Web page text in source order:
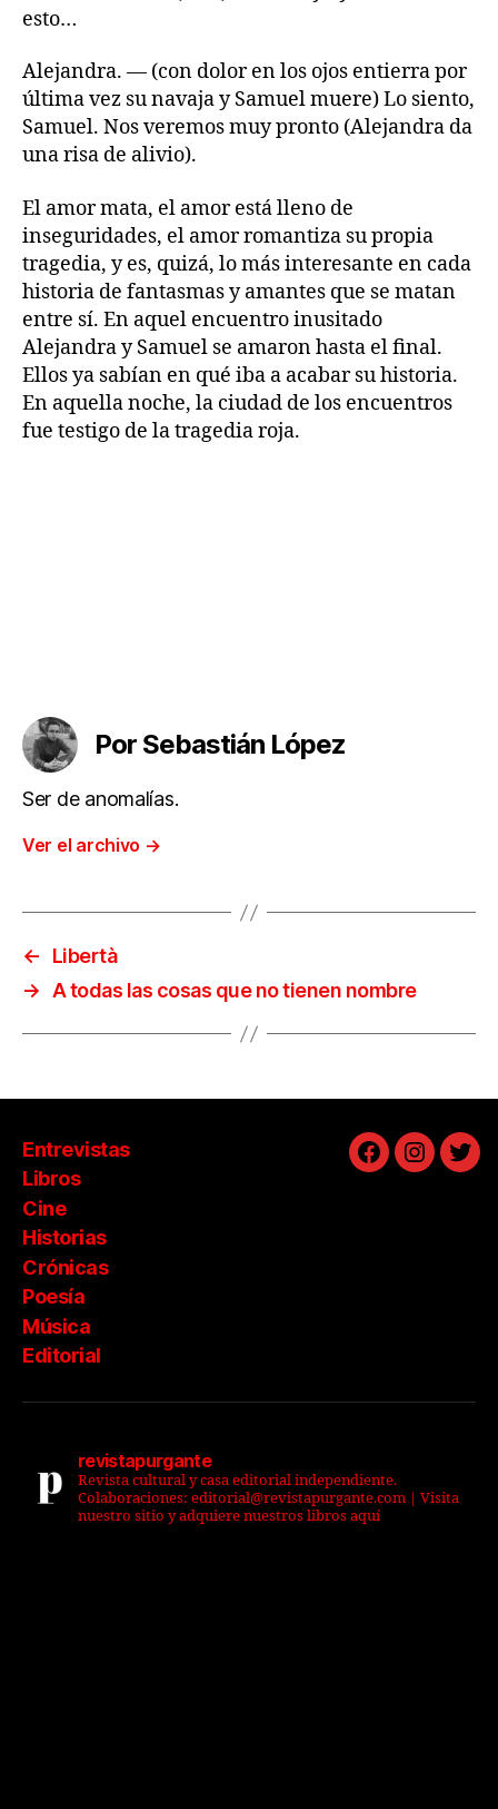
esto…
Alejandra. — (con dolor en los ojos entierra por
última vez su navaja y Samuel muere) Lo siento,
Samuel. Nos veremos muy pronto (Alejandra da
una risa de alivio).
El amor mata, el amor está lleno de
inseguridades, el amor romantiza su propia
tragedia, y es, quizá, lo más interesante en cada
historia de fantasmas y amantes que se matan
entre sí. En aquel encuentro inusitado
Alejandra y Samuel se amaron hasta el final.
Ellos ya sabían en qué iba a acabar su historia.
En aquella noche, la ciudad de los encuentros
fue testigo de la tragedia roja.
Por Sebastián López
Ser de anomalías.
Ver el archivo →
←
Libertà
→ A todas las cosas que no tienen nombre
Entrevistas
Libros
Cine
Historias
Crónicas
Poesía
Música
Editorial
Facebook
revistapurgante
Revista cultural y casa editorial independiente.
Colaboraciones: editorial@revistapurgante.com | Visita
nuestro sitio y adquiere nuestros libros aquí